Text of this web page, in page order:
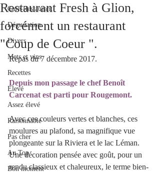
Café-Restaurant
Dégustation
Divers
Mets et vins
Recettes
Elevé
Assez élevé
Raisonnable
Pas cher
Au Top
Bon moment
Restaurant Fresh à Glion,
forcément un restaurant
"Coup de Coeur ".
Repas du 7 décembre 2017.
Depuis mon passage le chef Benoît
Carcenat est parti pour Rougemont.
Avec ces couleurs vertes et blanches, ces
moulures au plafond, sa magnifique vue
plongeante sur la Riviera et le lac Léman.
Une décoration pensée avec goût, pour un
rendu classieux et chaleureux, le terme bien-